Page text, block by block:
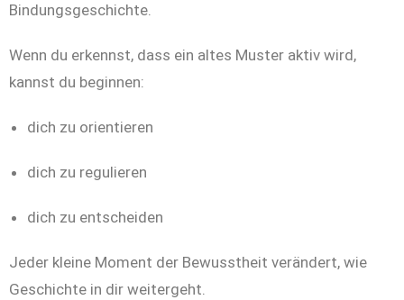
Bindungsgeschichte.
Wenn du erkennst, dass ein altes Muster aktiv wird,
kannst du beginnen:
dich zu orientieren
dich zu regulieren
dich zu entscheiden
Jeder kleine Moment der Bewusstheit verändert, wie
Geschichte in dir weitergeht.